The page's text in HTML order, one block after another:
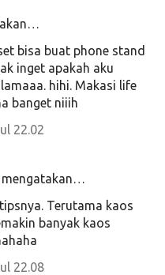
bisa buat phone stand
inget apakah aku
hihi. Makasi life
banget niiih
22.02
mengatakan…
Terutama kaos
banyak kaos
22.08